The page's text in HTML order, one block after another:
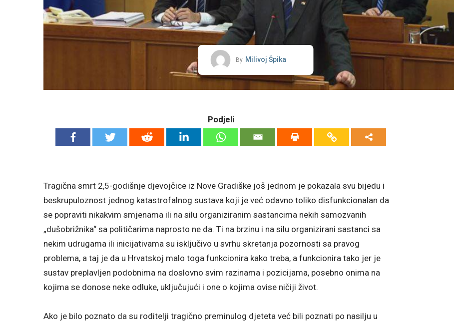
By Milivoj Špika
Podjeli
Tragična smrt 2,5-godišnje djevojčice iz Nove Gradiške još jednom je pokazala svu bijedu i
beskrupuloznost jednog katastrofalnog sustava koji je već odavno toliko disfunkcionalan da
se popraviti nikakvim smjenama ili na silu organiziranim sastancima nekih samozvanih
„dušobrižnika“ sa političarima naprosto ne da. Ti na brzinu i na silu organizirani sastanci sa
nekim udrugama ili inicijativama su isključivo u svrhu skretanja pozornosti sa pravog
problema, a taj je da u Hrvatskoj malo toga funkcionira kako treba, a funkcionira tako jer je
sustav preplavljen podobnima na doslovno svim razinama i pozicijama, posebno onima na
kojima se donose neke odluke, uključujući i one o kojima ovise ničiji život.
Ako je bilo poznato da su roditelji tragično preminulog djeteta već bili poznati po nasilju u